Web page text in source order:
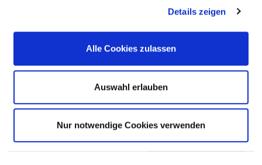
Details zeigen
Alle Cookies zulassen
Auswahl erlauben
Nur notwendige Cookies verwenden